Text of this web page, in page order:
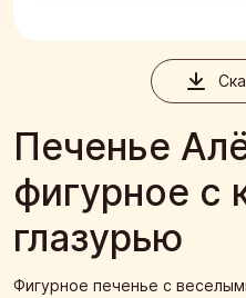
Печенье
фигурное с
глазурью
Фигурное печенье с